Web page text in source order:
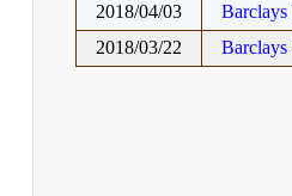
2018/04/03
2018/03/22